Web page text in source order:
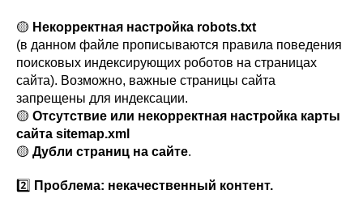
🟡 Некорректная настройка robots.txt
(в данном файле прописываются правила поведения
поисковых индексирующих роботов на страницах
сайта). Возможно, важные страницы сайта
запрещены для индексации.
🟡 Отсутствие или некорректная настройка карты
сайта sitemap.xml
🟡 Дубли страниц на сайте.
2️⃣ Проблема: некачественный контент.